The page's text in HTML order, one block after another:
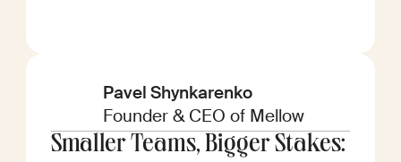
Pavel Shynkarenko
Founder & CEO of Mellow
Smaller Teams, Bigger Stakes: